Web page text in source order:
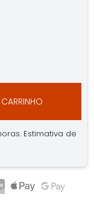
Estimativa de